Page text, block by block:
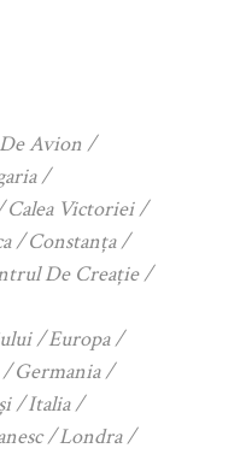
Avion
Calea Victoriei
Constanța
De Creație
Europa
Germania
Italia
Londra